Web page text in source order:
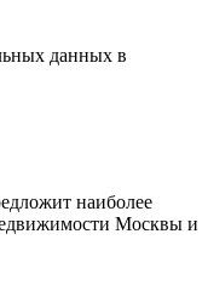
данных в
наиболее
Москвы и